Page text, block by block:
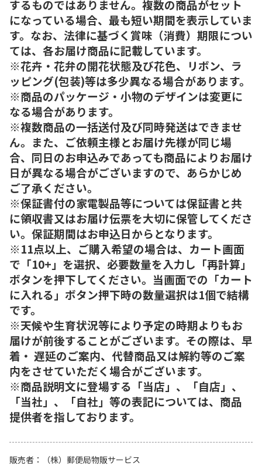
するものではありません。複数の商品がセット
になっている場合、最も短い期間を表示していま
す。なお、法律に基づく賞味（消費）期限につい
ては、各お届け商品に記載しています。
※花卉・花弁の開花状態及び花色、リボン、ラ
ッピング(包装)等は多少異なる場合があります。
※商品のパッケージ・小物のデザインは変更に
なる場合があります。
※複数商品の一括送付及び同時発送はできませ
ん。また、ご依頼主様とお届け先様が同じ場
合、同日のお申込みであっても商品によりお届け
日が異なる場合がございますので、あらかじめ
ご了承ください。
※保証書付の家電製品等については保証書と共
に領収書又はお届け伝票を大切に保管してくださ
い。保証期間はお申込日からとなります。
※11点以上、ご購入希望の場合は、カート画面
で「10+」を選択、必要数量を入力し「再計算」
ボタンを押下してください。当画面での「カート
に入れる」ボタン押下時の数量選択は1個で結構
です。
※天候や生育状況等により予定の時期よりもお
届けが前後することがございます。その際は、早
着・ 遅延のご案内、代替商品又は解約等のご案
内をさせていただく場合がございます。
※商品説明文に登場する「当店」、「自店」、
「当社」、「自社」等の表記については、商品
提供者を指しております。
販売者
（株）郵便局物販サービス